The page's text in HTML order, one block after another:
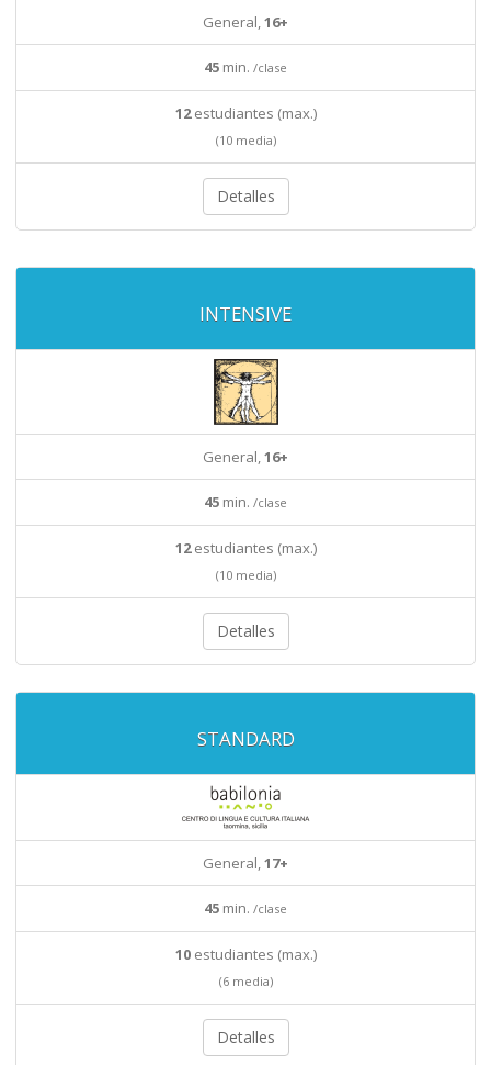
General,16+
45 min. /clase
12estudiantes (max.)
(10 media)
Detalles
INTENSIVE
General,16+
45 min. /clase
12estudiantes (max.)
(10 media)
Detalles
STANDARD
General,17+
45 min. /clase
10estudiantes (max.)
(6 media)
Detalles